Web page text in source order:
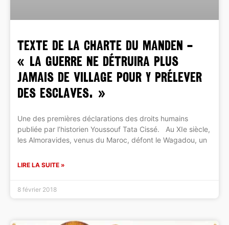
TEXTE DE LA CHARTE DU MANDEN –
« La guerre ne détruira plus
jamais de village pour y prélever
des esclaves. »
Une des premières déclarations des droits humains
publiée par l’historien Youssouf Tata Cissé. Au XIe siècle,
les Almoravides, venus du Maroc, défont le Wagadou, un
LIRE LA SUITE »
8 février 2018